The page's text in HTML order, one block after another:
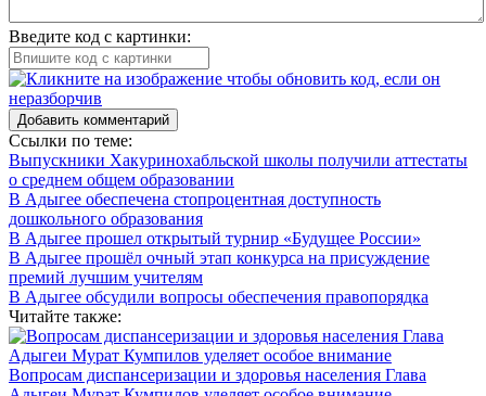
Введите код с картинки:
Добавить комментарий
Ссылки по теме:
Выпускники Хакуринохабльской школы получили аттестаты
о среднем общем образовании
В Адыгее обеспечена стопроцентная доступность
дошкольного образования
В Адыгее прошел открытый турнир «Будущее России»
В Адыгее прошёл очный этап конкурса на присуждение
премий лучшим учителям
В Адыгее обсудили вопросы обеспечения правопорядка
Читайте также:
Вопросам диспансеризации и здоровья населения Глава